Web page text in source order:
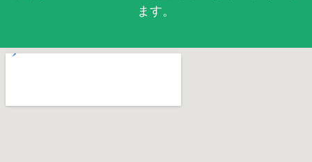
ます。